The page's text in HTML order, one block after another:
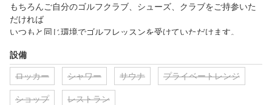
もちろんご自分のゴルフクラブ、シューズ、クラブをご持参いた
だければ
いつもと同じ環境でゴルフレッスンを受けていただけます。
設備
ロッカー シャワー サウナ プライベートレンジ
ショップ レストラン